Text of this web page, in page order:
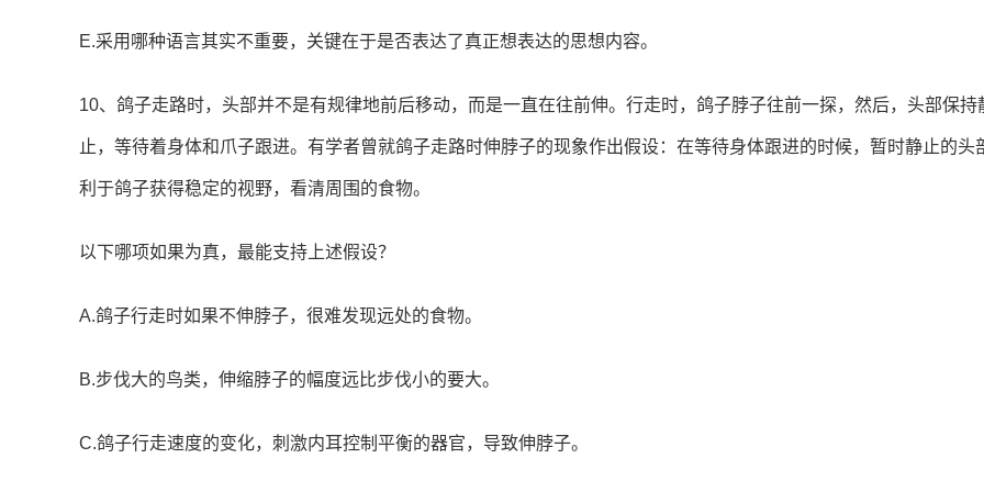
E.采用哪种语言其实不重要，关键在于是否表达了真正想表达的思想内容。
10、鸽子走路时，头部并不是有规律地前后移动，而是一直在往前伸。行走时，鸽子脖子往前一探，然后，头部保持
止，等待着身体和爪子跟进。有学者曾就鸽子走路时伸脖子的现象作出假设：在等待身体跟进的时候，暂时静止的头
利于鸽子获得稳定的视野，看清周围的食物。
以下哪项如果为真，最能支持上述假设？
A.鸽子行走时如果不伸脖子，很难发现远处的食物。
B.步伐大的鸟类，伸缩脖子的幅度远比步伐小的要大。
C.鸽子行走速度的变化，刺激内耳控制平衡的器官，导致伸脖子。